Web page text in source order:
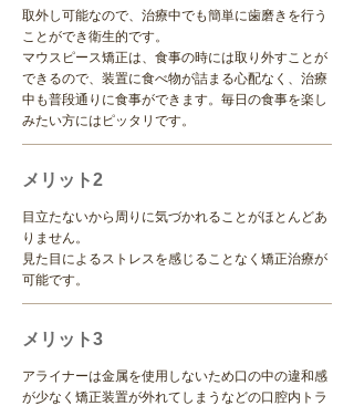
取外し可能なので、治療中でも簡単に歯磨きを行う
ことができ衛生的です。
マウスピース矯正は、食事の時には取り外すことが
できるので、装置に食べ物が詰まる心配なく、治療
中も普段通りに食事ができます。毎日の食事を楽し
みたい方にはピッタリです。
メリット2
目立たないから周りに気づかれることがほとんどあ
りません。
見た目によるストレスを感じることなく矯正治療が
可能です。
メリット3
アライナーは金属を使用しないため口の中の違和感
が少なく矯正装置が外れてしまうなどの口腔内トラ